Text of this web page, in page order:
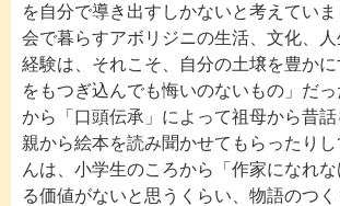
を自分で導き出すしかないと考えてい
会で暮らすアボリジニの生活、文化、
経験は、それこそ、自分の土壌を豊か
をもつぎ込んでも悔いのないもの」だ
から「口頭伝承」によって祖母から昔
親から絵本を読み聞かせてもらったり
んは、小学生のころから「作家になれ
る価値がないと思うくらい、物語のつ